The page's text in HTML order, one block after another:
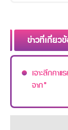
ข่าวที่เกี่ยว
เจาะลึกคา
จาก"